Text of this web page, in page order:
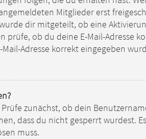
Mitglieder erst
dir mitgeteilt, ob eine
prüfe, ob du deine E-Mail-Adresse
Adresse korrekt eingegeben
zunächst, ob dein
dass du nicht gesperrt wurdest.
muss.